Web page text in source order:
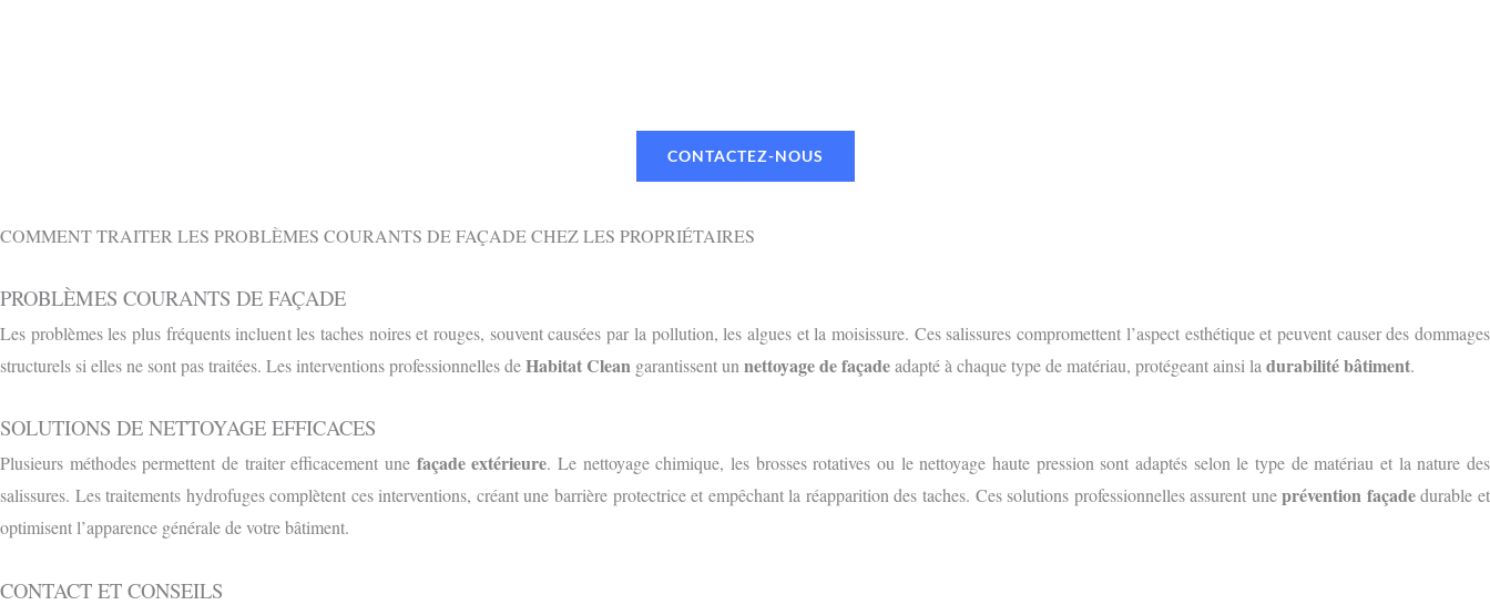
CONTACTEZ-NOUS
COMMENT TRAITER LES PROBLÈMES COURANTS DE FAÇADE CHEZ LES PROPRIÉTAIRES
PROBLÈMES COURANTS DE FAÇADE
Les problèmes les plus fréquents incluent les taches noires et rouges, souvent causées par la pollution, les algues et la moisissure. Ces salissures compromettent l’aspect esthétique et peuvent causer des dommages
structurels si elles ne sont pas traitées. Les interventions professionnelles deHabitat Clean garantissent un nettoyage de façadeadapté à chaque type de matériau, protégeant ainsi la durabilité bâtiment.
SOLUTIONS DE NETTOYAGE EFFICACES
Plusieurs méthodes permettent de traiter efficacement une façade extérieure. Le nettoyage chimique, les brosses rotatives ou le nettoyage haute pression sont adaptés selon le type de matériau et la nature des
salissures. Les traitements hydrofuges complètent ces interventions, créant une barrière protectrice et empêchant la réapparition des taches. Ces solutions professionnelles assurent uneprévention façadedurable et
optimisent l’apparence générale de votre bâtiment.
CONTACT ET CONSEILS